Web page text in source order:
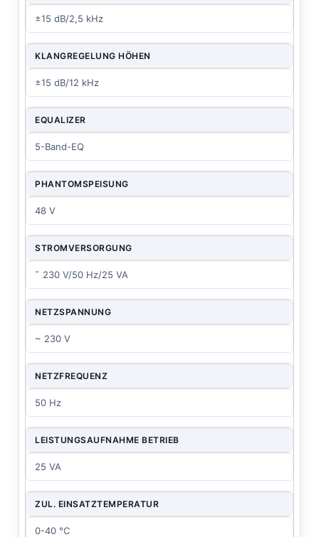
±15 dB/2,5 kHz
KLANGREGELUNG HÖHEN
±15 dB/12 kHz
EQUALIZER
5-Band-EQ
PHANTOMSPEISUNG
48 V
STROMVERSORGUNG
˜ 230 V/50 Hz/25 VA
NETZSPANNUNG
~ 230 V
NETZFREQUENZ
50 Hz
LEISTUNGSAUFNAHME BETRIEB
25 VA
ZUL. EINSATZTEMPERATUR
0-40 °C